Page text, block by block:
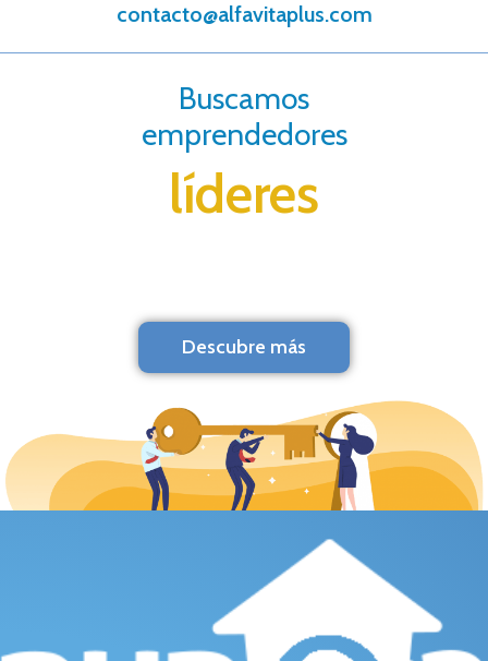
contacto@alfavitaplus.com
Buscamos
emprendedores
líderes
Descubre más